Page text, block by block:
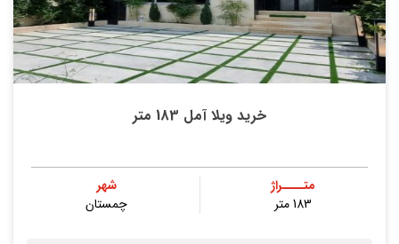
خرید ویلا آمل 183 متر
متــــراژ
183 متر
شهر
چمستان